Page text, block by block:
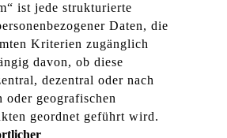
ist jede strukturierte
Daten, die
Kriterien zugänglich
davon, ob diese
dezentral oder nach
oder geografischen
geordnet geführt wird.